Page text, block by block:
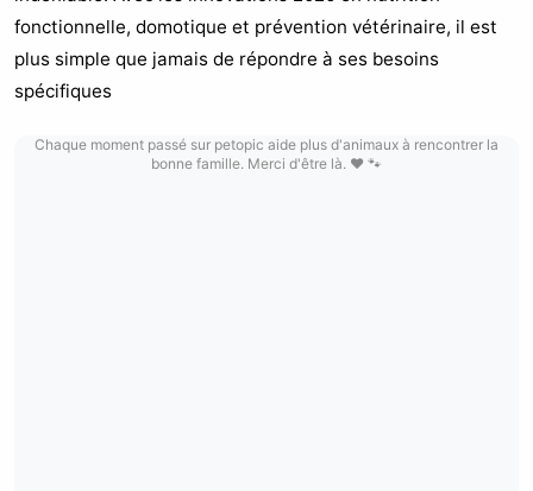
fonctionnelle, domotique et prévention vétérinaire, il est
plus simple que jamais de répondre à ses besoins
spécifiques
Chaque moment passé sur petopic aide plus d'animaux à rencontrer la
bonne famille. Merci d'être là. ❤️ 🐾